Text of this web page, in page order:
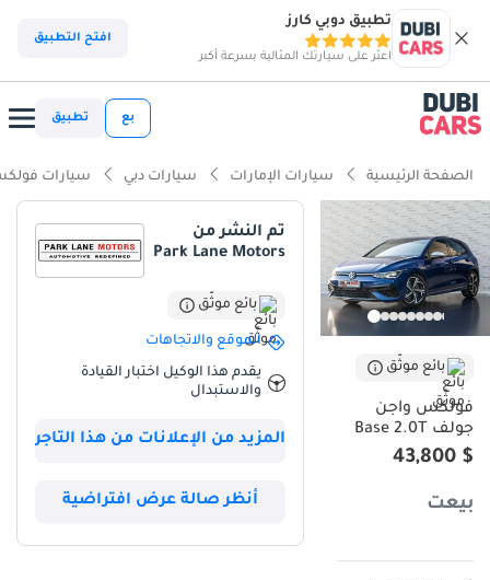
تطبيق دوبي كارز
اعثر على سيارتك المثالية بسرعة أكبر
افتح التطبيق
بع تطبيق
الصفحة الرئيسية سيارات الإمارات سيارات دبي سيارات
بائع موثّق
فولكس واجن
جولف Base 2.0T
$ 43,800
بيعت
تم النشر من
Park Lane Motors
بائع موثّق
الموقع والاتجاهات
يقدم هذا الوكيل اختبار القيادة
والاستبدال
المزيد من الإعلانات من هذا التاجر
أنظر صالة عرض افتراضية